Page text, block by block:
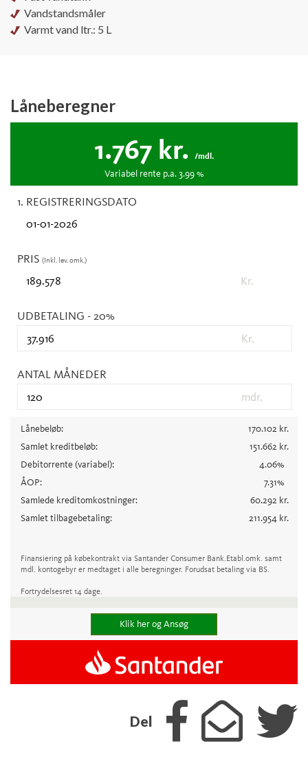
Vandstandsmåler
Varmt vand ltr.: 5 L
Låneberegner
1.767 kr. /mdl.
Variabel rente p.a.3.99%
1. REGISTRERINGSDATO
PRIS (Inkl. lev. omk.)
Kr.
UDBETALING - 20%
Kr.
ANTAL MÅNEDER
mdr.
Lånebeløb: 170.102 kr.
Samlet kreditbeløb:
151.662 kr.
Debitorrente(variabel): 4.06%
ÅOP:
7.31%
Samlede kreditomkostninger:
60.292 kr.
Samlet tilbagebetaling:
211.954 kr.
Finansiering på købekontrakt via Santander Consumer Bank.Etabl.omk. samt
mdl. kontogebyr er medtaget i alle beregninger. Forudsat betaling via BS.
Fortrydelsesret 14 dage.
Klik her og Ansøg
Del